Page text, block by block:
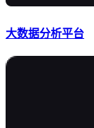
大数据分析平台